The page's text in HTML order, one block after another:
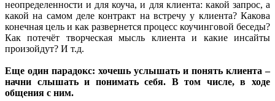
неопределенности и для коуча, и для клиента: какой запрос, а
какой на самом деле контракт на встречу у клиента? Какова
конечная цель и как развернется процесс коучинговой беседы?
Как потечёт творческая мысль клиента и какие инсайты
произойдут? И т.д.
Еще один парадокс: хочешь услышать и понять клиента –
начни слышать и понимать себя. В том числе, в ходе
общения с ним.